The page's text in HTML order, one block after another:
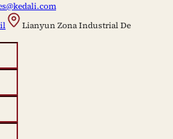
Lianyun Zona Industrial De